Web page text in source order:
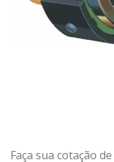
Faça sua cotação de